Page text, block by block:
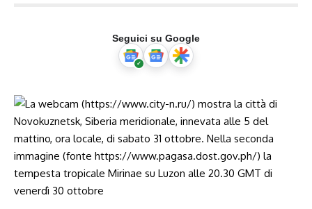
Seguici su Google